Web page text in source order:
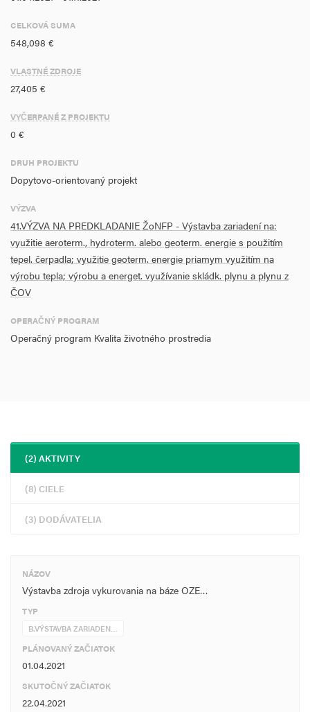
vykurovanie priestorov ZŠ
- modernizácia vykurovacieho systému za účelom zníženia spotreby
energie a inštalácia systémov merania a riadenia pri prevádzke
kotolne
- odstránenie negatívneho dopadu na ŽP a zníženie nákladov na
vykurovanie
CELKOVÁ SUMA
548,098 €
VLASTNÉ ZDROJE
27,405 €
VYČERPANÉ Z PROJEKTU
0 €
DRUH PROJEKTU
Dopytovo-orientovaný projekt
VÝZVA
41.VÝZVA NA PREDKLADANIE ŽoNFP - Výstavba zariadení na:
využitie aeroterm., hydroterm. alebo geoterm. energie s použitím
tepel. čerpadla; využitie geoterm. energie priamym využitím na
výrobu tepla; výrobu a energet. využívanie skládk. plynu a plynu z
ČOV
OPERAČNÝ PROGRAM
Operačný program Kvalita životného prostredia
(2) AKTIVITY
(8) CIELE
(3) DODÁVATELIA
NÁZOV
Výstavba zdroja vykurovania na báze OZE…
TYP
B.VÝSTAVBA ZARIADEN…
PLÁNOVANÝ ZAČIATOK
01.04.2021
SKUTOČNÝ ZAČIATOK
22.04.2021